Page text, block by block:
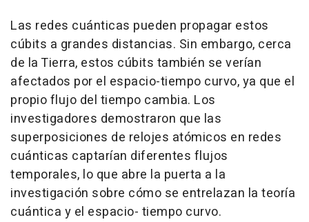
Las redes cuánticas pueden propagar estos
cúbits a grandes distancias. Sin embargo, cerca
de la Tierra, estos cúbits también se verían
afectados por el espacio-tiempo curvo, ya que el
propio flujo del tiempo cambia. Los
investigadores demostraron que las
superposiciones de relojes atómicos en redes
cuánticas captarían diferentes flujos
temporales, lo que abre la puerta a la
investigación sobre cómo se entrelazan la teoría
cuántica y el espacio- tiempo curvo.